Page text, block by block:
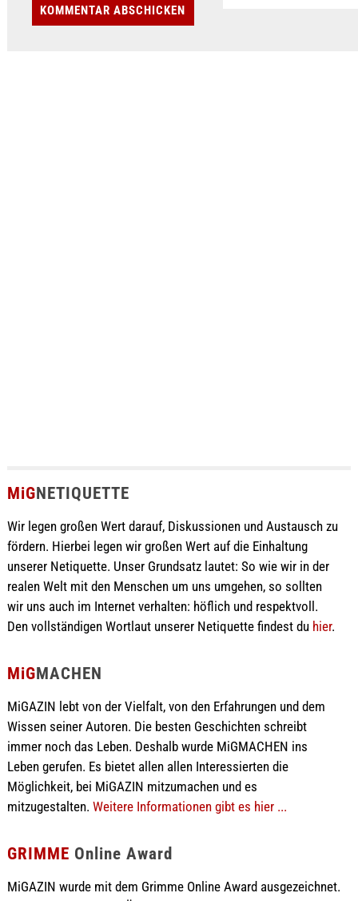
MiGNETIQUETTE
Wir legen großen Wert darauf, Diskussionen und Austausch zu
fördern. Hierbei legen wir großen Wert auf die Einhaltung
unserer Netiquette. Unser Grundsatz lautet: So wie wir in der
realen Welt mit den Menschen um uns umgehen, so sollten
wir uns auch im Internet verhalten: höflich und respektvoll.
Den vollständigen Wortlaut unserer Netiquette findest du hier.
MiGMACHEN
MiGAZIN lebt von der Vielfalt, von den Erfahrungen und dem
Wissen seiner Autoren. Die besten Geschichten schreibt
immer noch das Leben. Deshalb wurde MiGMACHEN ins
Leben gerufen. Es bietet allen allen Interessierten die
Möglichkeit, bei MiGAZIN mitzumachen und es
mitzugestalten. Weitere Informationen gibt es hier ...
GRIMME Online Award
MiGAZIN wurde mit dem Grimme Online Award ausgezeichnet.